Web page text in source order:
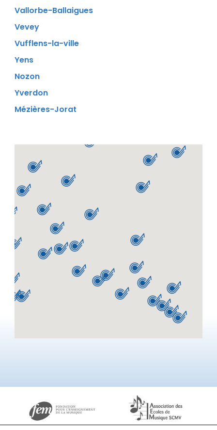
Vallorbe-Ballaigues
Vevey
Vufflens-la-ville
Yens
Nozon
Yverdon
Mézières-Jorat